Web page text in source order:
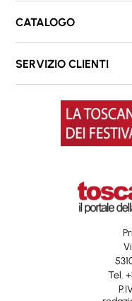
CATALOGO
SERVIZIO CLIENTI
Tel.